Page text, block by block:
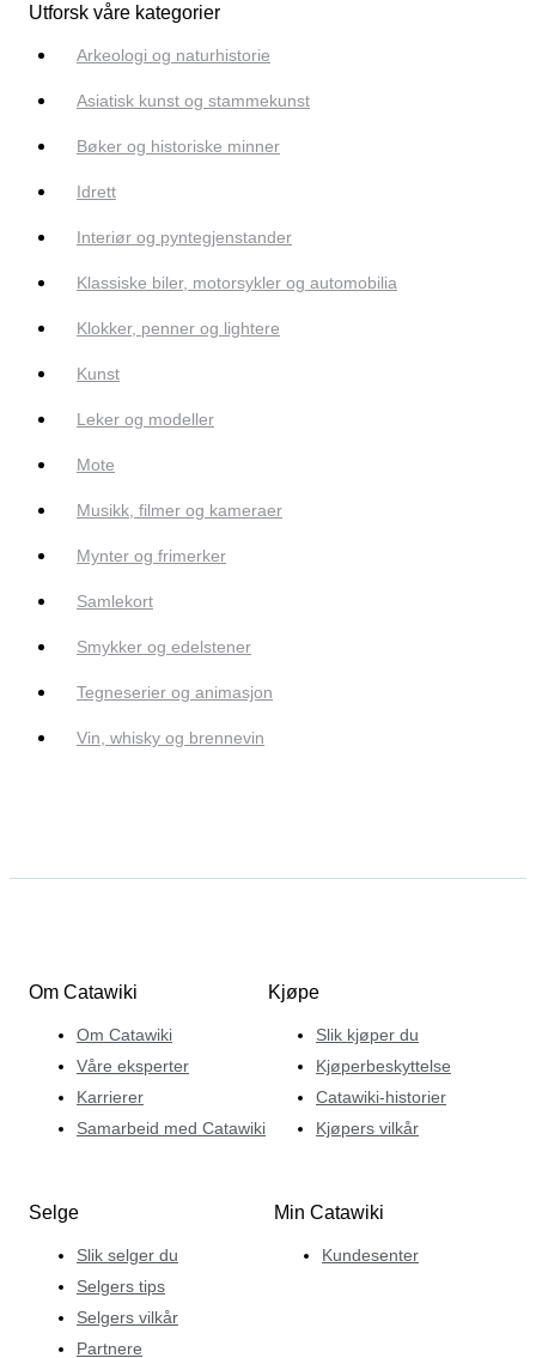
Utforsk våre kategorier
Arkeologi og naturhistorie
Asiatisk kunst og stammekunst
Bøker og historiske minner
Idrett
Interiør og pyntegjenstander
Klassiske biler, motorsykler og automobilia
Klokker, penner og lightere
Kunst
Leker og modeller
Mote
Musikk, filmer og kameraer
Mynter og frimerker
Samlekort
Smykker og edelstener
Tegneserier og animasjon
Vin, whisky og brennevin
Om Catawiki
Om Catawiki
Våre eksperter
Karrierer
Samarbeid med Catawiki
Kjøpe
Slik kjøper du
Kjøperbeskyttelse
Catawiki-historier
Kjøpers vilkår
Selge
Slik selger du
Selgers tips
Selgers vilkår
Partnere
Min Catawiki
Kundesenter